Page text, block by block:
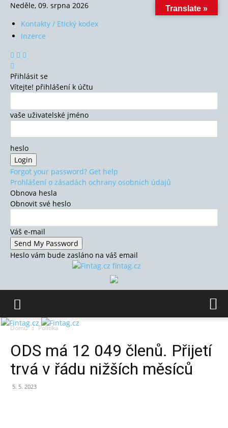
Neděle, 09. srpna 2026
Kontakty / Etický kodex
Inzerce
Přihlásit se
Vítejte! přihlášení k účtu
vaše uživatelské jméno
heslo
Forgot your password? Get help
Prohlášení o zásadách ochrany osobních údajů
Obnova hesla
Obnovit své heslo
Váš e-mail
Heslo vám bude zasláno na váš email
fintag.cz
Domů Politika
ODS má 12 049 členů. Přijetí
trvá v řádu nižších měsíců
5. 5. 2023
Translate »